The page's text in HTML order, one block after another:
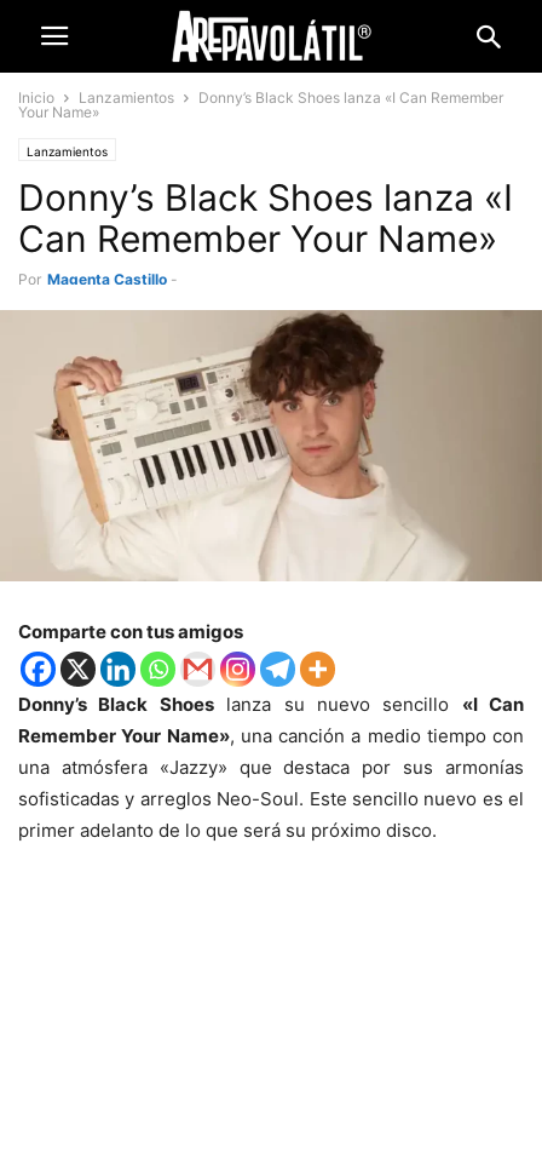
Inicio Lanzamientos
Donny’s Black Shoes lanza «I Can Remember
Your Name»
Lanzamientos
Donny’s Black Shoes lanza «I
Can Remember Your Name»
Por Magenta Castillo -
Comparte con tus amigos
Donny’s Black Shoeslanza su nuevo sencillo «I Can
Remember Your Name», una canción a medio tiempo con
una atmósfera «Jazzy» que destaca por sus armonías
sofisticadas y arreglos Neo-Soul. Este sencillo nuevo es el
primer adelanto de lo que será su próximo disco.